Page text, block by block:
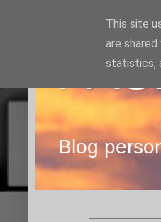
Blog
This site
are
statistics,